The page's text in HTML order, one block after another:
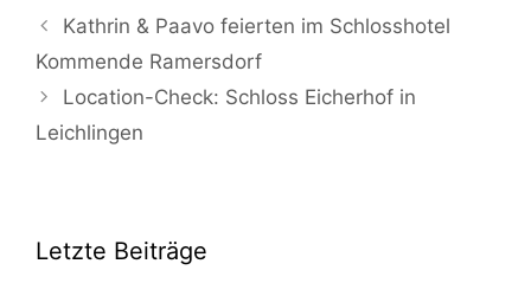
Kathrin & Paavo feierten im Schlosshotel
Kommende Ramersdorf
Location-Check: Schloss Eicherhof in
Leichlingen
Letzte Beiträge